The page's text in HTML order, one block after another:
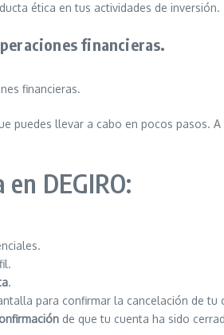
ética en tus actividades de inversión.
financieras.
financieras.
puedes llevar a cabo en pocos
DEGIRO:
.
para confirmar la cancelación de tu
de que tu cuenta ha sido